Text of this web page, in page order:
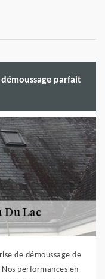
démoussage parfait
de démoussage de
performances en